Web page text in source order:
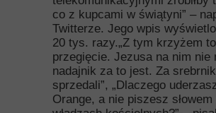
co z kupcami w świątyni” –
Twitterze. Jego wpis
20 tys. razy.„Z tym krzyżem to
przegięcie. Jezusa na nim nie
nadajnik za to jest. Za
sprzedali”, „Dlaczego
Orange, a nie piszesz słowem